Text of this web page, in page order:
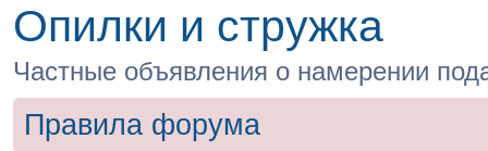
Опилки и стружка
Частные объявления о намерении
Правила форума